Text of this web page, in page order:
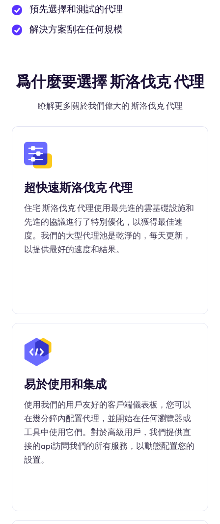
預先選擇和測試的代理
解決方案刮在任何規模
爲什麼要選擇 斯洛伐克 代理
瞭解更多關於我們偉大的 斯洛伐克 代理
超快速斯洛伐克 代理
住宅 斯洛伐克 代理使用最先進的雲基礎設施和
先進的協議進行了特別優化，以獲得最佳速
度。我們的大型代理池是乾淨的，每天更新，
以提供最好的速度和結果。
易於使用和集成
使用我們的用戶友好的客戶端儀表板，您可以
在幾分鐘內配置代理，並開始在任何瀏覽器或
工具中使用它們。對於高級用戶，我們提供直
接的api訪問我們的所有服務，以動態配置您的
設置。